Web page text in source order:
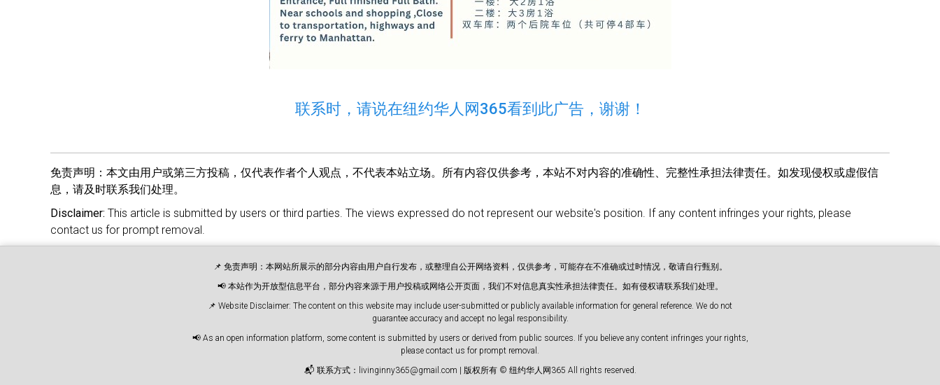
联系时，请说在纽约华人网365看到此广告，谢谢！
免责声明： 本文由用户或第三方投稿，仅代表作者个人观点，不代表本站立场。所有内容仅供参考，本站不对内容的准确性、完整性承担法律责任。如发现侵权或虚假信
息，请及时联系我们处理。
Disclaimer: This article is submitted by users or third parties. The views expressed do not represent our website's position. If any content infringes your rights, please
contact us for prompt removal.
📌 免责声明：本网站所展示的部分内容由用户自行发布，或整理自公开网络资料，仅供参考，可能存在不准确或过时情况，敬请自行甄别。
📢 本站作为开放型信息平台，部分内容来源于用户投稿或网络公开页面，我们不对信息真实性承担法律责任。如有侵权请联系我们处理。
📌 Website Disclaimer: The content on this website may include user-submitted or publicly available information for general reference. We do not
guarantee accuracy and accept no legal responsibility.
📢 As an open information platform, some content is submitted by users or derived from public sources. If you believe any content infringes your rights,
please contact us for prompt removal.
📬 联系方式：livinginny365@gmail.com | 版权所有 © 纽约华人网365 All rights reserved.